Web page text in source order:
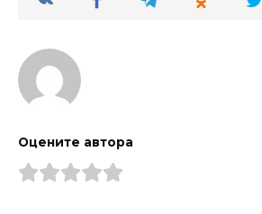
Оцените автора